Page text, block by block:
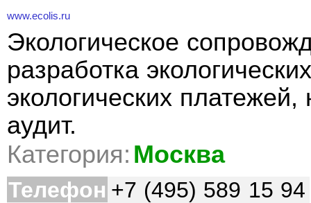
www.ecolis.ru
Экологическое
разработка
экологических
аудит.
Категория: Москва
Телефон +7 (495) 589 15 94